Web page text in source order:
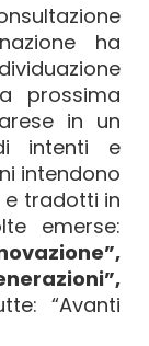
ha
prossima
in un
intenti e
intendono
e tradotti in
emerse:
“Avanti